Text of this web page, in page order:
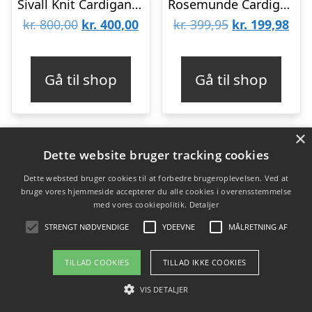
Sivall Knit Cardigan SS Cotton Blend
kr.800,00 Den
var:
kr. 800,00.
kr. 400,00Den
kr. 400,00.
Gå til shop
Rosemunde Cardigan – Strik – RkDenise – Black
kr.399,95 Den
var:
kr. 399,95.
kr. 199,98Den
kr.
Gå til shop
×
Dette website bruger tracking cookies
Dette websted bruger cookies til at forbedre brugeroplevelsen. Ved at
bruge vores hjemmeside accepterer du alle cookies i overensstemmelse
med vores cookiepolitik. Detaljer
STRENGT NØDVENDIGE YDEEVNE MÅLRETNING AF
TILLAD COOKIES TILLAD IKKE COOKIES
VIS DETALJER